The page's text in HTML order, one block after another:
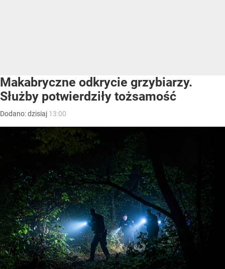
Makabryczne odkrycie grzybiarzy.
Służby potwierdziły tożsamość
Dodano:dzisiaj 13:00